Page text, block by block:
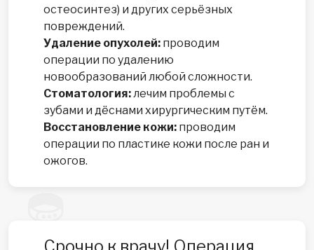
остеосинтез) и других серьёзных
повреждений.
Удаление опухолей: проводим
операции по удалению
новообразований любой сложности.
Стоматология:лечим проблемы с
зубами и дёснами хирургическим путём.
Восстановление кожи: проводим
операции по пластике кожи после ран и
ожогов.